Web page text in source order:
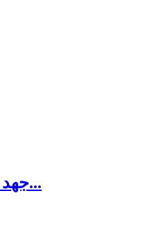
موديول ريليه Relay - جهد 5...